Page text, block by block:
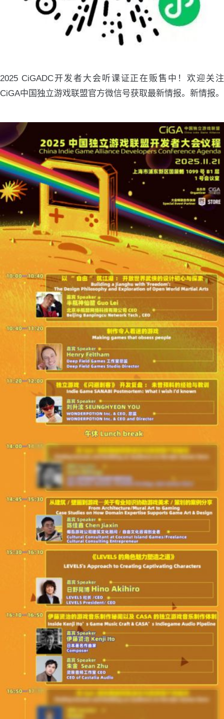
2025 CiGADC开发者大会听课证正在贩售中！欢迎关注
CiGA中国独立游戏联盟官方微信号获取最新情报。新情报。